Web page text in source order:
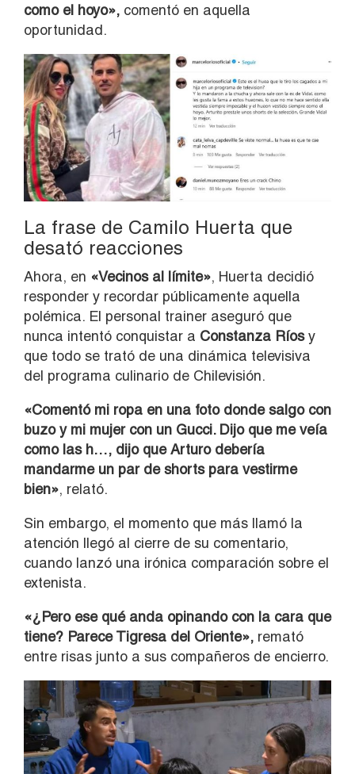
como el hoyo», comentó en aquella
oportunidad.
La frase de Camilo Huerta que
desató reacciones
Ahora, en «Vecinos al límite», Huerta decidió
responder y recordar públicamente aquella
polémica. El personal trainer aseguró que
nunca intentó conquistar a Constanza Ríosy
que todo se trató de una dinámica televisiva
del programa culinario de Chilevisión.
«Comentó mi ropa en una foto donde salgo con
buzo y mi mujer con un Gucci. Dijo que me veía
como las h…, dijo que Arturo debería
mandarme un par de shorts para vestirme
bien», relató.
Sin embargo, el momento que más llamó la
atención llegó al cierre de su comentario,
cuando lanzó una irónica comparación sobre el
extenista.
«¿Pero ese qué anda opinando con la cara que
tiene? Parece Tigresa del Oriente», remató
entre risas junto a sus compañeros de encierro.